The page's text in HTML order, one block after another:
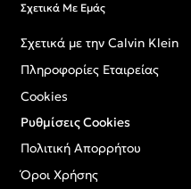
Σχετικά Με Εμάς
Σχετικά με την Calvin Klein
Πληροφορίες Εταιρείας
Cookies
Ρυθμίσεις Cookies
Πολιτική Απορρήτου
Όροι Χρήσης